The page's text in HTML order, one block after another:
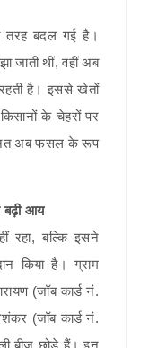
तरह बदल गई है।
थीं, वहीं अब
है। इससे खेतों
के चेहरों पर
अब फसल के रूप
बढ़ी आय
रहा, बल्कि इसने
किया है। ग्राम
(जॉब कार्ड नं.
(जॉब कार्ड नं.
बीज छोड़े हैं। इन